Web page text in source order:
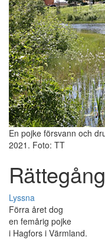
En pojke försvann och
2021. Foto: TT
Lyssna
Förra året dog
en femårig pojke
i Hagfors i Värmland.